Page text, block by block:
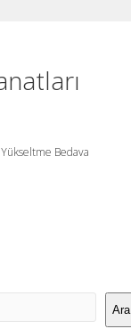
Bedava
Ara